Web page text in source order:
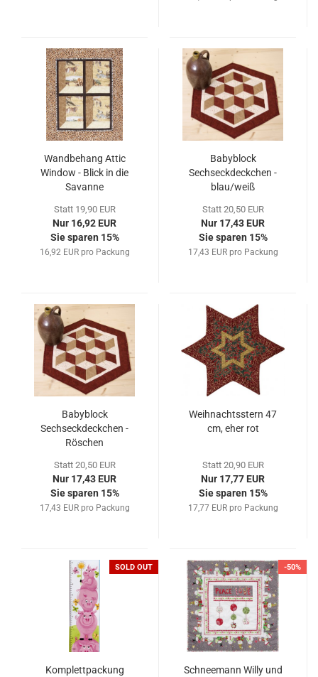
Wandbehang Attic
Window - Blick in die
Savanne
Statt 19,90 EUR
Nur 16,92 EUR
Sie sparen 15%
16,92 EUR pro Packung
Babyblock
Sechseckdeckchen -
blau/weiß
Statt 20,50 EUR
Nur 17,43 EUR
Sie sparen 15%
17,43 EUR pro Packung
Babyblock
Sechseckdeckchen -
Röschen
Statt 20,50 EUR
Nur 17,43 EUR
Sie sparen 15%
17,43 EUR pro Packung
Weihnachtsstern 47
cm, eher rot
Statt 20,90 EUR
Nur 17,77 EUR
Sie sparen 15%
17,77 EUR pro Packung
SOLD OUT
Komplettpackung
-50%
Schneemann Willy und